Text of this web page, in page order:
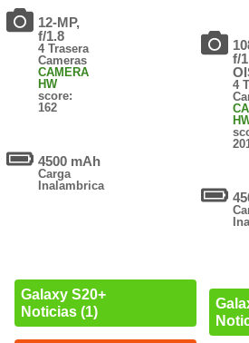
12-MP,
f/1.8
4 Trasera
Cameras
CAMERA
HW
score:
162
4500 mAh
Carga
Inalambrica
Galaxy S20+
Noticias (1)
f/
4